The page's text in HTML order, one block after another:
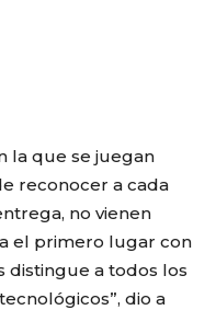
la que se juegan
reconocer a cada
no vienen
el primero lugar con
distingue a todos los
dio a